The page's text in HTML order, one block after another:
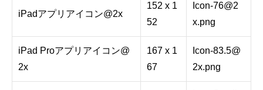
iPadアプリアイコン@2x
152 x 1
52
Icon-76@2
x.png
iPad Proアプリアイコン@
2x
167 x 1
67
Icon-83.5@
2x.png